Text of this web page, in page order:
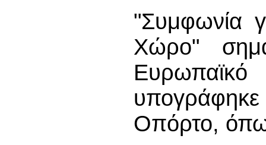
"Συμφωνία
Χώρο"
Οπόρτο,